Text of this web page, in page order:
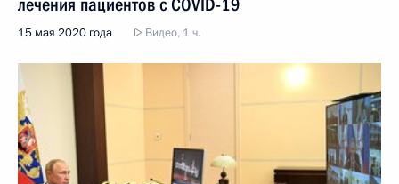
15 мая 2020 года Видео, 1 ч.